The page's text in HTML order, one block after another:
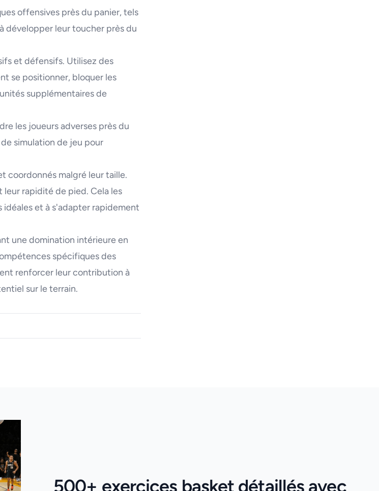
offensives près du panier, tels
développer leur toucher près du
et défensifs. Utilisez des
se positionner, bloquer les
supplémentaires de
les joueurs adverses près du
simulation de jeu pour
coordonnés malgré leur taille.
rapidité de pied. Cela les
et à s'adapter rapidement
une domination intérieure en
spécifiques des
renforcer leur contribution à
sur le terrain.
500+ exercices basket détaillés avec